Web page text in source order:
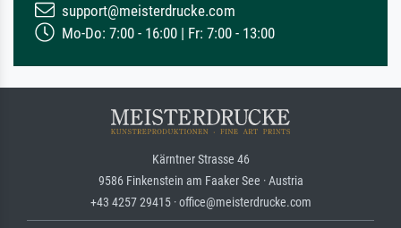
support@meisterdrucke.com
Mo-Do: 7:00 - 16:00 | Fr: 7:00 - 13:00
Kärntner Strasse 46
9586 Finkenstein am Faaker See · Austria
+43 4257 29415 · office@meisterdrucke.com